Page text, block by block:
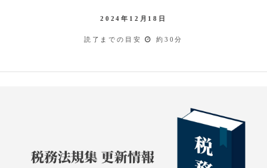
2024年12月18日
読了までの目安 約30分